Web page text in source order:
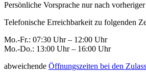
Persönliche Vorsprache nur nach
Telefonische Erreichbarkeit zu folgenden
Mo.-Fr.: 07:30 Uhr – 12:00 Uhr
Mo.-Do.: 13:00 Uhr – 16:00 Uhr
abweichende Öffnungszeiten bei den